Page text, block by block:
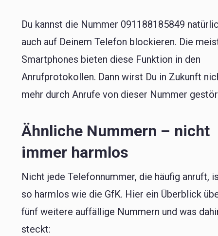
Du kannst die Nummer 091188185849
auch auf Deinem Telefon blockieren. Die
Smartphones bieten diese Funktion in den
Anrufprotokollen. Dann wirst Du in Zukunft
mehr durch Anrufe von dieser Nummer
Ähnliche Nummern – nicht
immer harmlos
Nicht jede Telefonnummer, die häufig anruft,
so harmlos wie die GfK. Hier ein Überblick
fünf weitere auffällige Nummern und was
steckt: